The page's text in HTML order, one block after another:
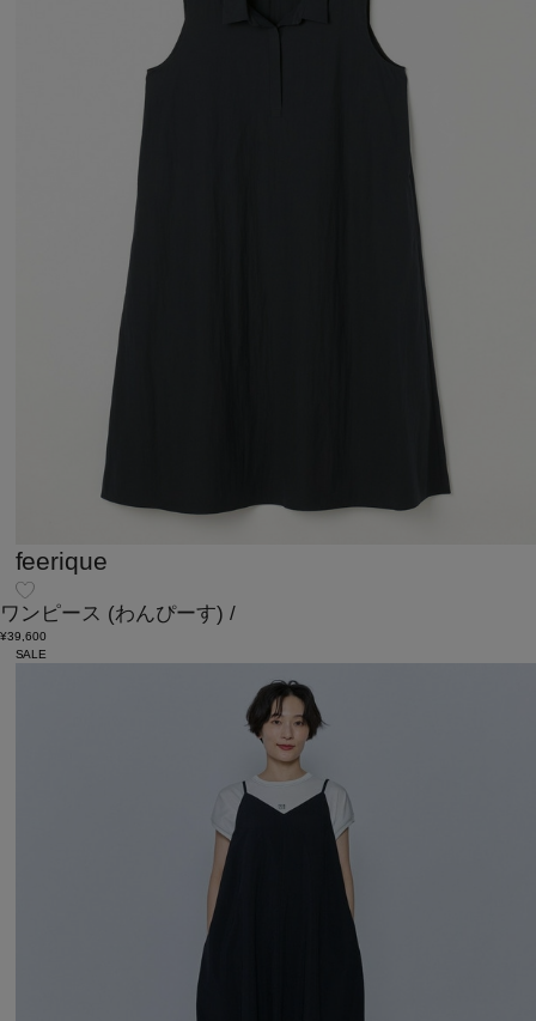
feerique
ワンピース (わんぴーす) /
¥39,600
SALE